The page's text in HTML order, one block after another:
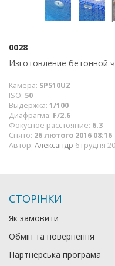
0028
Изготовление бетонной
Камера: SP510UZ
ISO: 50
Выдержка: 1/100
Диафрагма: F/2.6
Фокусное расстояние: 6.3
Снято: 26 лютого 2016 08:16
Автор: Александр 6 грудня
СТОРІНКИ
Як замовити
Обмін та повернення
Партнерська програма